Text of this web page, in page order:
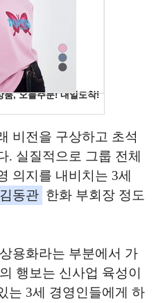
비전을 구상하고 초석
. 실질적으로 그룹 전체
의지를 내비치는 3세
김동관 한화 부회장 정도
용화라는 부분에서 가
행보는 신사업 육성이
는 3세 경영인들에게 하